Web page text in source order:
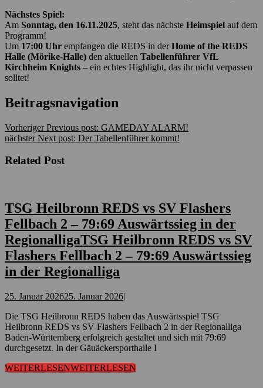
Nächstes Spiel:
Am Sonntag, den 16.11.2025, steht das nächste Heimspiel auf dem
Programm!
Um 17:00 Uhr empfangen die REDS in derHome of the REDS
Halle (Mörike-Halle) den aktuellen Tabellenführer VfL
Kirchheim Knights – ein echtes Highlight, das ihr nicht verpassen
solltet!
Beitragsnavigation
Vorheriger Previous post: GAMEDAY ALARM!
nächster Next post: Der Tabellenführer kommt!
Related Post
TSG Heilbronn REDS vs SV Flashers
Fellbach 2 – 79:69 Auswärtssieg in der
RegionalligaTSG Heilbronn REDS vs SV
Flashers Fellbach 2 – 79:69 Auswärtssieg
in der Regionalliga
25. Januar 202625. Januar 2026|
Die TSG Heilbronn REDS haben das Auswärtsspiel TSG
Heilbronn REDS vs SV Flashers Fellbach 2 in der Regionalliga
Baden-Württemberg erfolgreich gestaltet und sich mit 79:69
durchgesetzt. In der Gäuäckersporthalle I
WEITERLESENWEITERLESEN